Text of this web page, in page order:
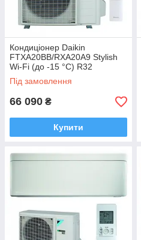
Кондиціонер Daikin
FTXA20BB/RXA20A9 Stylish
Wi-Fi (до -15 °C) R32
Під замовлення
66 090 ₴
Купити